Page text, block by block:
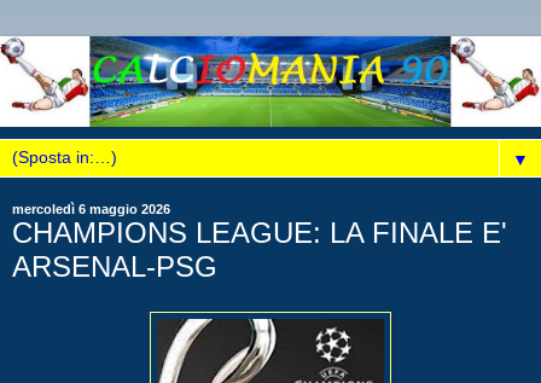
▼
mercoledì 6 maggio 2026
CHAMPIONS LEAGUE: LA FINALE E'
ARSENAL-PSG